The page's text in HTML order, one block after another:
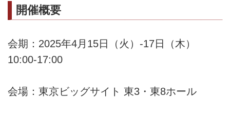
開催概要
会期：2025年4月15日（火）-17日（木）
10:00-17:00
会場：東京ビッグサイト 東3・東8ホール